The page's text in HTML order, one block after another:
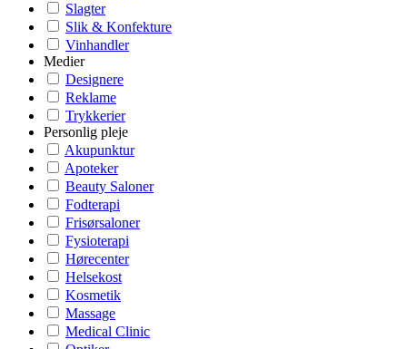
Slagter
Slik & Konfekture
Vinhandler
Medier
Designere
Reklame
Trykkerier
Personlig pleje
Akupunktur
Apoteker
Beauty Saloner
Fodterapi
Frisørsaloner
Fysioterapi
Hørecenter
Helsekost
Kosmetik
Massage
Medical Clinic